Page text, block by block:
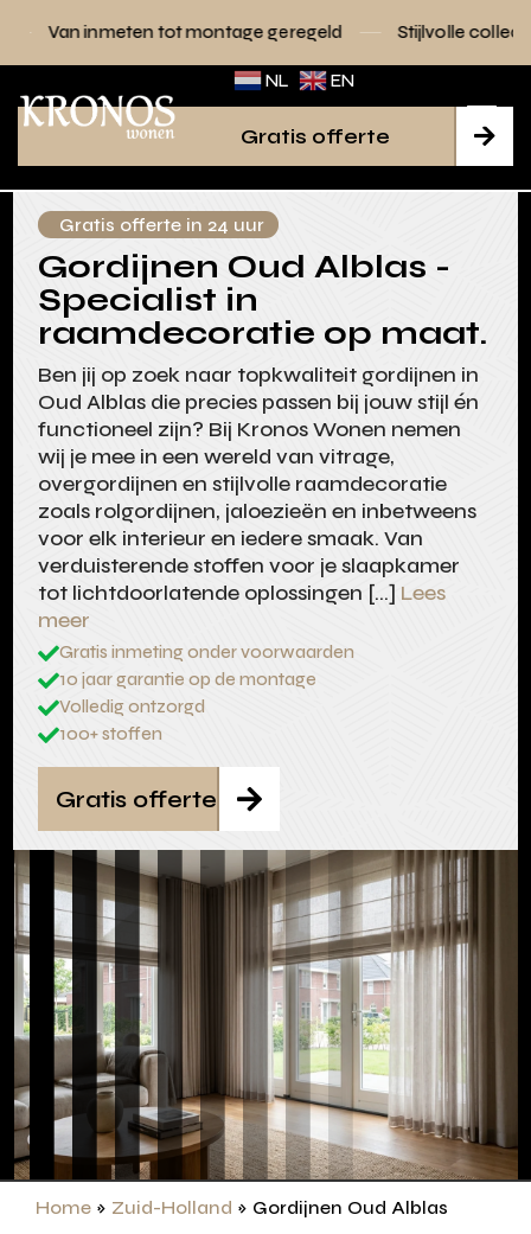
montage geregeld Stijlvolle collecties voor elk
NL EN

Gratis offerte
Gratis offerte in 24 uur
Gordijnen Oud Alblas -
Specialist in
raamdecoratie op maat.
Ben jij op zoek naar topkwaliteit gordijnen in
Oud Alblas die precies passen bij jouw stijl én
functioneel zijn? Bij Kronos Wonen nemen
wij je mee in een wereld van vitrage,
overgordijnen en stijlvolle raamdecoratie
zoals rolgordijnen, jaloezieën en inbetweens
voor elk interieur en iedere smaak. Van
verduisterende stoffen voor je slaapkamer
tot lichtdoorlatende oplossingen […] Lees
meer
Gratis inmeting onder voorwaarden
10 jaar garantie op de montage
Volledig ontzorgd
100+ stoffen

Gratis offerte
Home » Zuid-Holland » Gordijnen Oud Alblas